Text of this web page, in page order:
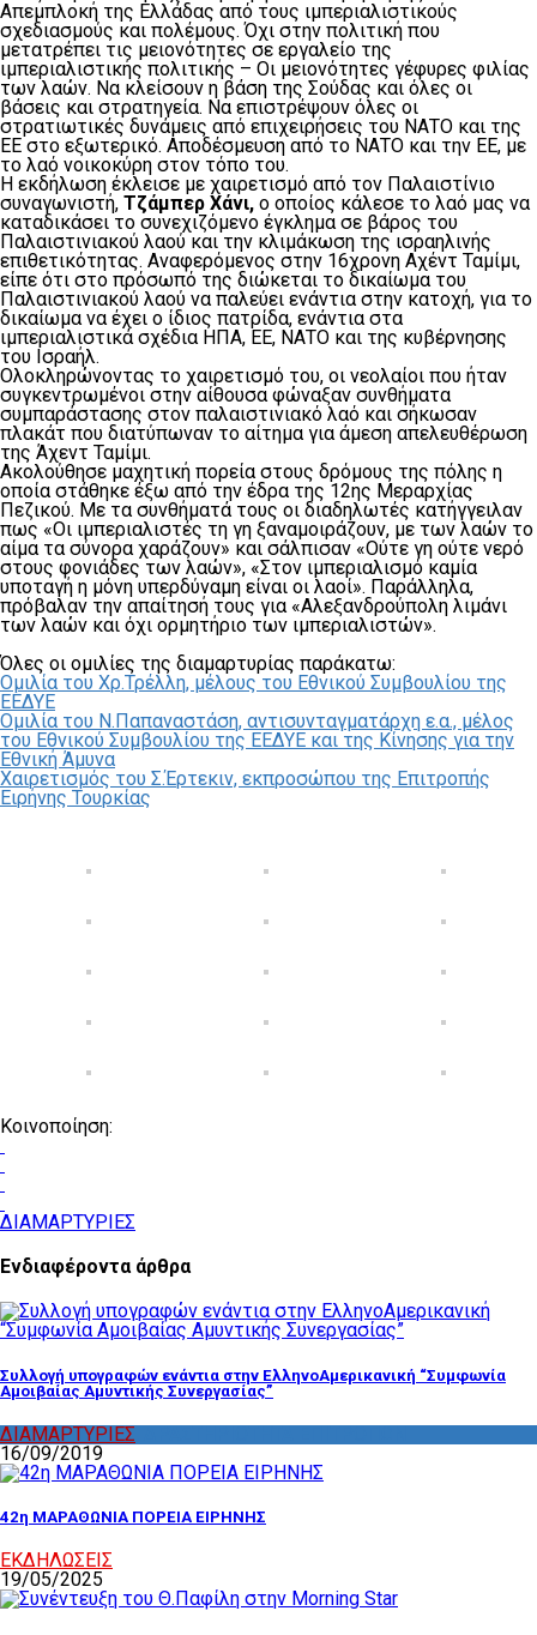
Απεμπλοκή της Ελλάδας από τους ιμπεριαλιστικούς
σχεδιασμούς και πολέμους. Όχι στην πολιτική που
μετατρέπει τις μειονότητες σε εργαλείο της
ιμπεριαλιστικής πολιτικής – Οι μειονότητες γέφυρες φιλίας
των λαών. Να κλείσουν η βάση της Σούδας και όλες οι
βάσεις και στρατηγεία. Να επιστρέψουν όλες οι
στρατιωτικές δυνάμεις από επιχειρήσεις του ΝΑΤΟ και της
ΕΕ στο εξωτερικό. Αποδέσμευση από το ΝΑΤΟ και την ΕΕ, με
το λαό νοικοκύρη στον τόπο του.
Η εκδήλωση έκλεισε με χαιρετισμό από τον Παλαιστίνιο
συναγωνιστή, Τζάμπερ Χάνι, ο οποίος κάλεσε το λαό μας να
καταδικάσει το συνεχιζόμενο έγκλημα σε βάρος του
Παλαιστινιακού λαού και την κλιμάκωση της ισραηλινής
επιθετικότητας. Αναφερόμενος στην 16χρονη Αχέντ Ταμίμι,
είπε ότι στο πρόσωπό της διώκεται το δικαίωμα του
Παλαιστινιακού λαού να παλεύει ενάντια στην κατοχή, για το
δικαίωμα να έχει ο ίδιος πατρίδα, ενάντια στα
ιμπεριαλιστικά σχέδια ΗΠΑ, ΕΕ, ΝΑΤΟ και της κυβέρνησης
του Ισραήλ.
Ολοκληρώνοντας το χαιρετισμό του, οι νεολαίοι που ήταν
συγκεντρωμένοι στην αίθουσα φώναξαν συνθήματα
συμπαράστασης στον παλαιστινιακό λαό και σήκωσαν
πλακάτ που διατύπωναν το αίτημα για άμεση απελευθέρωση
της Άχεντ Ταμίμι.
Ακολούθησε μαχητική πορεία στους δρόμους της πόλης η
οποία στάθηκε έξω από την έδρα της 12ης Μεραρχίας
Πεζικού. Με τα συνθήματά τους οι διαδηλωτές κατήγγειλαν
πως «Οι ιμπεριαλιστές τη γη ξαναμοιράζουν, με των λαών το
αίμα τα σύνορα χαράζουν» και σάλπισαν «Ούτε γη ούτε νερό
στους φονιάδες των λαών», «Στον ιμπεριαλισμό καμία
υποταγή η μόνη υπερδύναμη είναι οι λαοί». Παράλληλα,
πρόβαλαν την απαίτησή τους για «Αλεξανδρούπολη λιμάνι
των λαών και όχι ορμητήριο των ιμπεριαλιστών».
Όλες οι ομιλίες της διαμαρτυρίας παράκατω:
Ομιλία του Χρ.Τρέλλη, μέλους του Εθνικού Συμβουλίου της
ΕΕΔΥΕ
Ομιλία του Ν.Παπαναστάση, αντισυνταγματάρχη ε.α., μέλος
του Εθνικού Συμβουλίου της ΕΕΔΥΕ και της Κίνησης για την
Εθνική Άμυνα
Χαιρετισμός του Σ.Έρτεκιν, εκπροσώπου της Επιτροπής
Ειρήνης Τουρκίας
Κοινοποίηση:
ΔΙΑΜΑΡΤΥΡΙΕΣ
Ενδιαφέροντα άρθρα
Συλλογή υπογραφών ενάντια στην ΕλληνοΑμερικανική “Συμφωνία
Αμοιβαίας Αμυντικής Συνεργασίας”
ΔΙΑΜΑΡΤΥΡΙΕΣ
16/09/2019
42η ΜΑΡΑΘΩΝΙΑ ΠΟΡΕΙΑ ΕΙΡΗΝΗΣ
ΕΚΔΗΛΩΣΕΙΣ
19/05/2025